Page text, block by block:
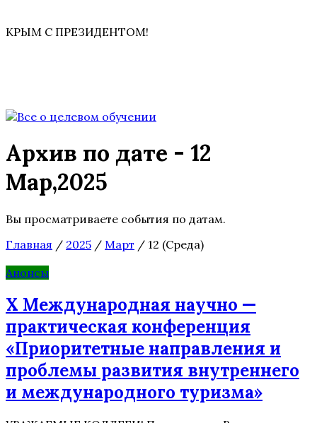
КРЫМ С ПРЕЗИДЕНТОМ!
Архив по дате - 12
Мар,2025
Вы просматриваете события по датам.
Главная / 2025 / Март / 12 (Среда)
Анонсы
X Международная научно —
практическая конференция
«Приоритетные направления и
проблемы развития внутреннего
и международного туризма»